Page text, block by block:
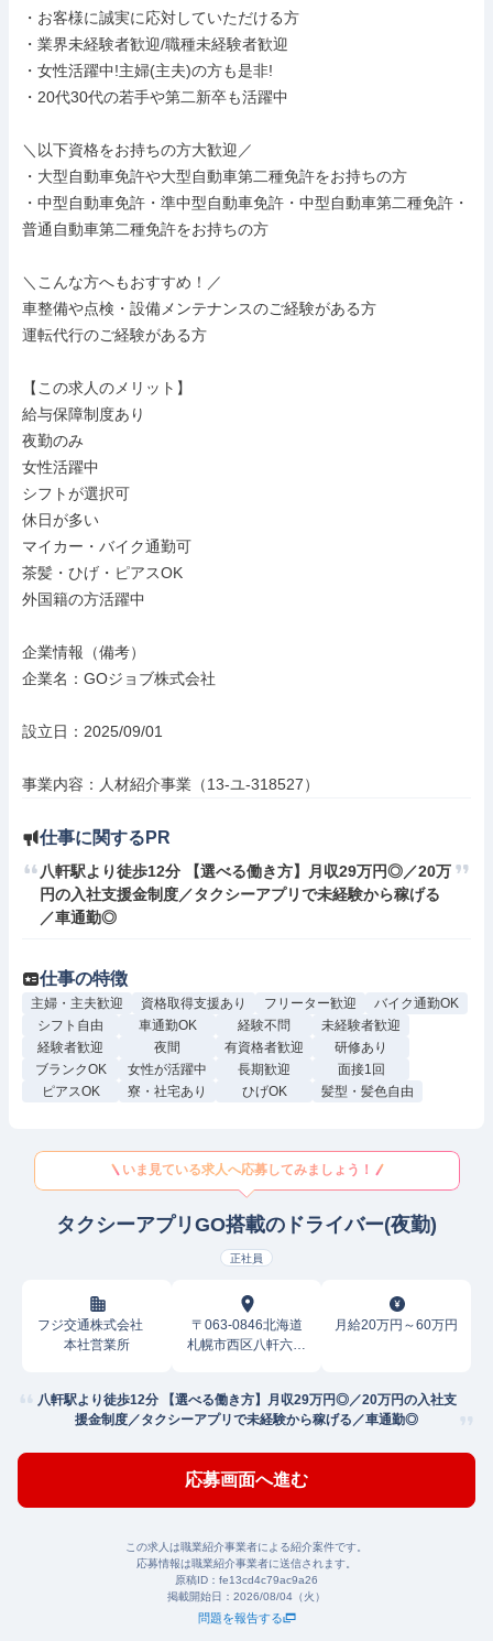
・お客様に誠実に応対していただける方
・業界未経験者歓迎/職種未経験者歓迎
・女性活躍中!主婦(主夫)の方も是非!
・20代30代の若手や第二新卒も活躍中
＼以下資格をお持ちの方大歓迎／
・大型自動車免許や大型自動車第二種免許をお持ちの方
・中型自動車免許・準中型自動車免許・中型自動車第二種免許・
普通自動車第二種免許をお持ちの方
＼こんな方へもおすすめ！／
車整備や点検・設備メンテナンスのご経験がある方
運転代行のご経験がある方
【この求人のメリット】
給与保障制度あり
夜勤のみ
女性活躍中
シフトが選択可
休日が多い
マイカー・バイク通勤可
茶髪・ひげ・ピアスOK
外国籍の方活躍中
企業情報（備考）
企業名：GOジョブ株式会社
設立日：2025/09/01
事業内容：人材紹介事業（13-ユ-318527）
仕事に関するPR
八軒駅より徒歩12分 【選べる働き方】月収29万円◎／20万
円の入社支援金制度／タクシーアプリで未経験から稼げる
／車通勤◎
仕事の特徴
主婦・主夫歓迎 資格取得支援あり フリーター歓迎
バイク通勤OK
シフト自由
車通勤OK 経験不問
未経験者歓迎
経験者歓迎
夜間 有資格者歓迎
研修あり
ブランクOK
女性が活躍中 長期歓迎
面接1回
ピアスOK
寮・社宅あり ひげOK 髪型・髪色自由
いま見ている求人へ応募してみましょう！
タクシーアプリGO搭載のドライバー(夜勤)
正社員
フジ交通株式会社
本社営業所
〒063-0846北海道
札幌市西区八軒六条
月給20万円～60万円
八軒駅より徒歩12分 【選べる働き方】月収29万円◎／20万円の入社支
援金制度／タクシーアプリで未経験から稼げる／車通勤◎
応募画面へ進む
この求人は職業紹介事業者による紹介案件です。
応募情報は職業紹介事業者に送信されます。
原稿ID： fe13cd4c79ac9a26
掲載開始日： 2026/08/04（火）
問題を報告する